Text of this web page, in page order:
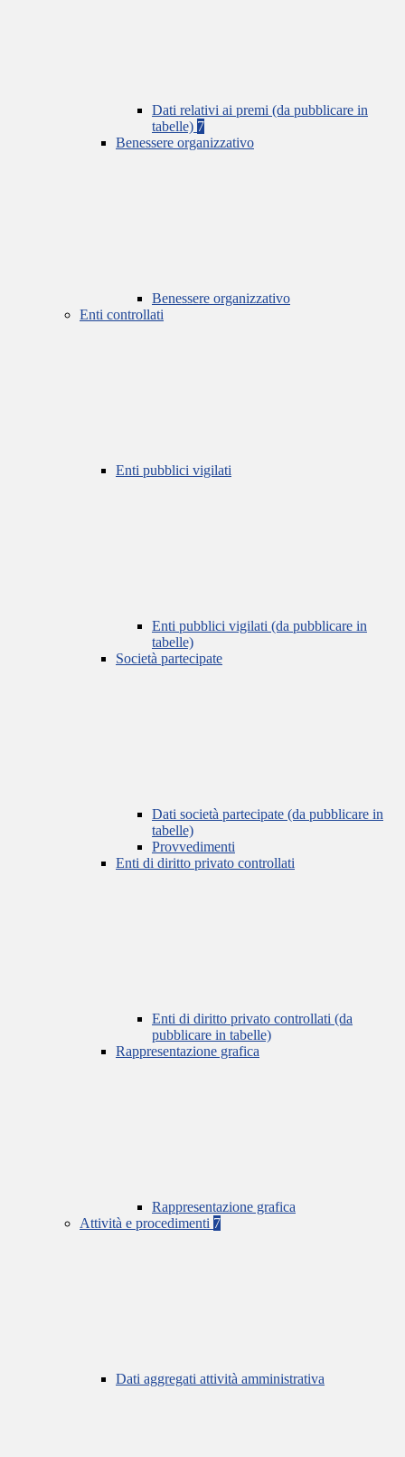
Dati relativi ai premi (da pubblicare in
tabelle) 7
Benessere organizzativo
Benessere organizzativo
Enti controllati
Enti pubblici vigilati
Enti pubblici vigilati (da pubblicare in
tabelle)
Società partecipate
Dati società partecipate (da pubblicare in
tabelle)
Provvedimenti
Enti di diritto privato controllati
Enti di diritto privato controllati (da
pubblicare in tabelle)
Rappresentazione grafica
Rappresentazione grafica
Attività e procedimenti 7
Dati aggregati attività amministrativa